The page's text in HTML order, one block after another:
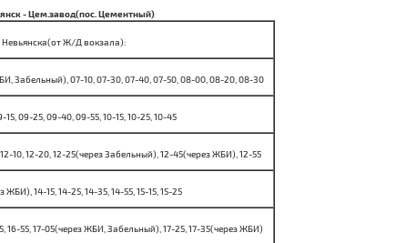
- Цем.завод(пос. Цементный)
Невьянска(от Ж/Д вокзала):
Забельный), 07-10, 07-30, 07-40, 07-50, 08-00, 08-20, 08-30
15, 09-25, 09-40, 09-55, 10-15, 10-25, 10-45
12-10, 12-20, 12-25(через Забельный) , 12-45(через ЖБИ) , 12-55
ЖБИ) , 14-15, 14-25, 14-35, 14-55, 15-15, 15-25
16-55, 17-05(через ЖБИ, Забельный) , 17-25, 17-35(через ЖБИ)